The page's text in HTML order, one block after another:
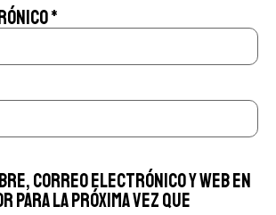
*
correo electrónico y web en
para la próxima vez que